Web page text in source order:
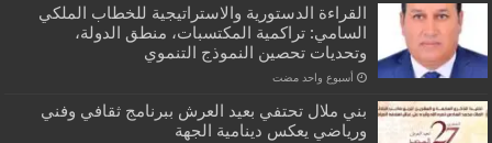
القراءة الدستورية والاستراتيجية للخطاب الملكي
السامي: تراكمية المكتسبات، منطق الدولة،
وتحديات تحصين النموذج التنموي
‏أسبوع واحد مضت
بني ملال تحتفي بعيد العرش ببرنامج ثقافي وفني
ورياضي يعكس دينامية الجهة